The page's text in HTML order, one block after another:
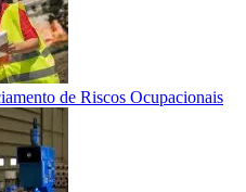
de Riscos Ocupacionais